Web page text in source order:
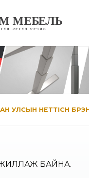
УЛСЫН HETTICH
БАЙНА.